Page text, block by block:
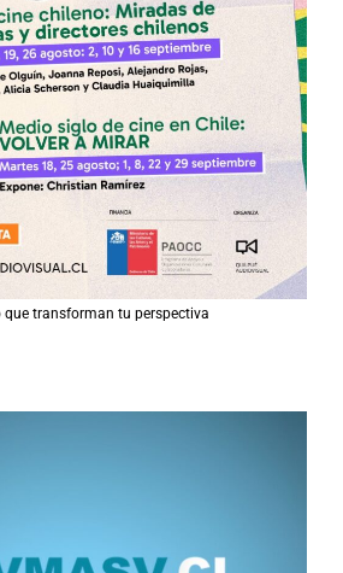
que transforman tu perspectiva